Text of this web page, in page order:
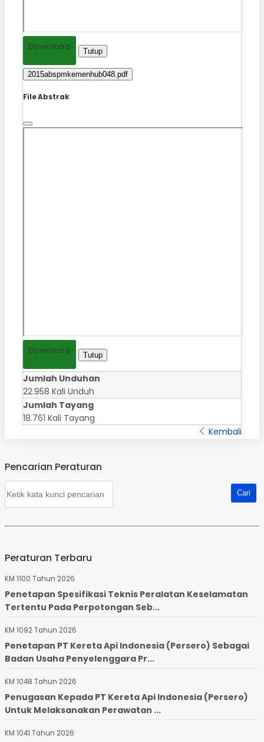
Download Tutup
2015abspmkemenhub048.pdf
File Abstrak
Download Tutup
Jumlah Unduhan
22.958 Kali Unduh
Jumlah Tayang
18.761 Kali Tayang
Kembali
Pencarian Peraturan
Peraturan Terbaru
KM 1100 Tahun 2026
Penetapan Spesifikasi Teknis Peralatan Keselamatan
Tertentu Pada Perpotongan Seb...
KM 1092 Tahun 2026
Penetapan PT Kereta Api Indonesia (Persero) Sebagai
Badan Usaha Penyelenggara Pr...
KM 1048 Tahun 2026
Penugasan Kepada PT Kereta Api Indonesia (Persero)
Untuk Melaksanakan Perawatan ...
KM 1041 Tahun 2026